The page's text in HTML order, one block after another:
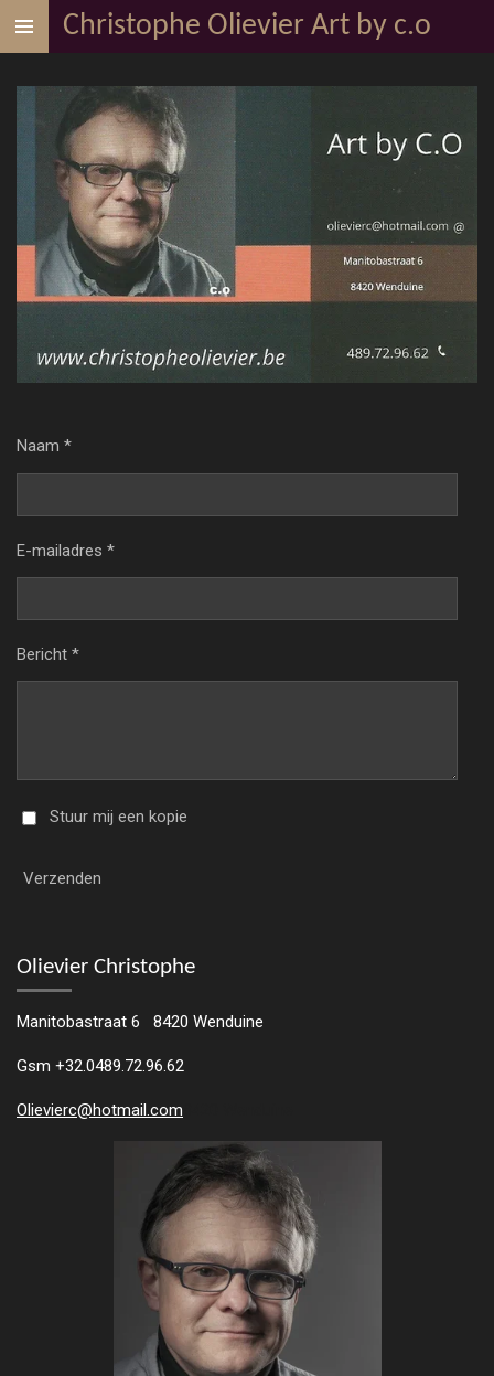
Ga
direct
hoofdinhoud
Christophe Olievier Art by c.o
Naam *
E-mailadres *
Bericht *
Stuur mij een kopie
Verzenden
Olievier Christophe
Manitobastraat 6 8420 Wenduine
Gsm +32.0489.72.96.62
Olievierc@hotmail.com